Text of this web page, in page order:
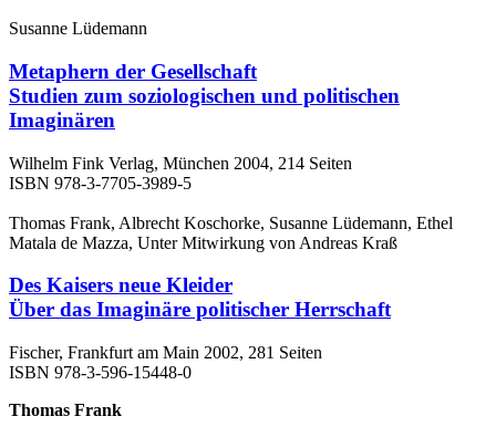
Susanne Lüdemann
Metaphern der Gesellschaft
Studien zum soziologischen und politischen
Imaginären
Wilhelm Fink Verlag, München 2004, 214 Seiten
ISBN 978-3-7705-3989-5
Thomas Frank, Albrecht Koschorke, Susanne Lüdemann, Ethel
Matala de Mazza, Unter Mitwirkung von Andreas Kraß
Des Kaisers neue Kleider
Über das Imaginäre politischer Herrschaft
Fischer, Frankfurt am Main 2002, 281 Seiten
ISBN 978-3-596-15448-0
Thomas Frank